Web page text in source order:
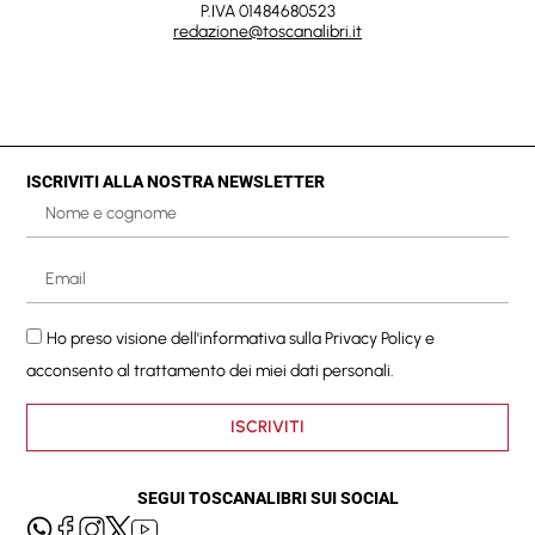
P.IVA 01484680523
redazione@toscanalibri.it
ISCRIVITI ALLA NOSTRA NEWSLETTER
Ho preso visione dell'informativa sullaPrivacy Policye
acconsento al trattamento dei miei dati personali.
ISCRIVITI
SEGUI TOSCANALIBRI SUI SOCIAL